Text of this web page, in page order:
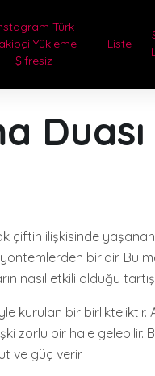
Türk
Yükleme
Şifresiz
Liste
Duası
çiftin ilişkisinde
biridir. Bu
nasıl etkili olduğu
kurulan bir birlikteliktir.
zorlu bir hale gelebilir.
ve güç verir.